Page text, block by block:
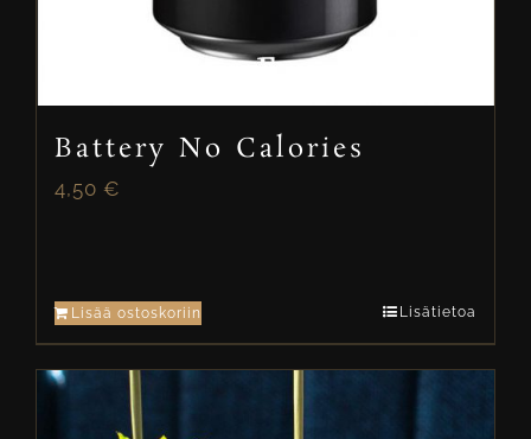
Battery No Calories
4,50 €
Lisää ostoskoriin Lisätietoa